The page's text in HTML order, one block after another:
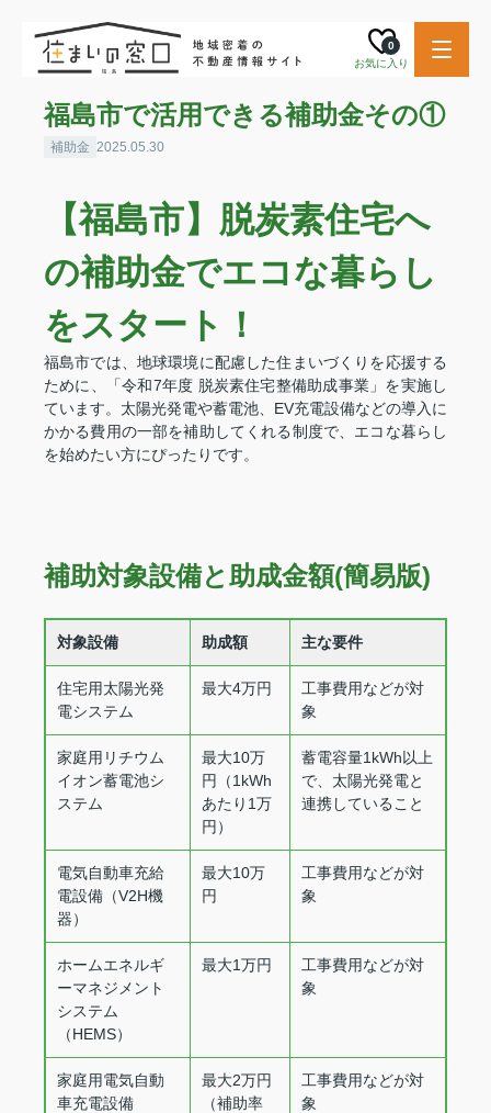
お気に入り
0
福島市で活用できる補助金その①
補助金 2025.05.30
【福島市】脱炭素住宅へ
の補助金でエコな暮らし
をスタート！
福島市では、地球環境に配慮した住まいづくりを応援する
ために、「令和7年度 脱炭素住宅整備助成事業」を実施し
ています。太陽光発電や蓄電池、EV充電設備などの導入に
かかる費用の一部を補助してくれる制度で、エコな暮らし
を始めたい方にぴったりです。
補助対象設備と助成金額(簡易版)
対象設備 助成額 主な要件
住宅用太陽光発
電システム
最大4万円
工事費用などが対
象
家庭用リチウム
イオン蓄電池シ
ステム
最大10万
円（1kWh
あたり1万
円）
蓄電容量1kWh以上
で、太陽光発電と
連携していること
電気自動車充給
電設備（V2H機
器）
最大10万
円
工事費用などが対
象
ホームエネルギ
ーマネジメント
システム
（HEMS）
最大1万円
工事費用などが対
象
家庭用電気自動
車充電設備
最大2万円
（補助率
工事費用などが対
象